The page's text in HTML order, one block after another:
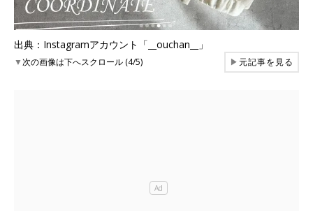
出典：Instagramアカウント「__ouchan__」
▼次の画像は下へスクロール (4/5) ▶元記事を見る